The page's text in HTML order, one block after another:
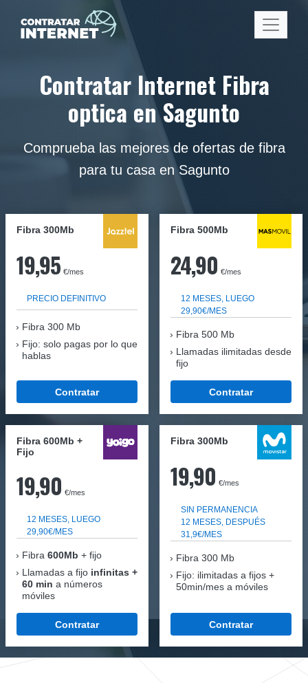
Contratar Internet Fibra
optica en Sagunto
Comprueba las mejores de ofertas de fibra
para tu casa en Sagunto
Fibra 300Mb
19,95 €/mes
PRECIO DEFINITIVO
Fibra 300 Mb
Fijo: solo pagas por lo que
hablas
Contratar
Fibra 500Mb
24,90 €/mes
12 MESES, LUEGO
29,90€/MES
Fibra 500 Mb
Llamadas ilimitadas desde
fijo
Contratar
Fibra 600Mb +
Fijo
19,90 €/mes
12 MESES, LUEGO
29,90€/MES
Fibra 600Mb + fijo
Llamadas a fijo infinitas +
60 min a números
móviles
Contratar
Fibra 300Mb
19,90 €/mes
SIN PERMANENCIA
12 MESES, DESPUÉS
31,9€/MES
Fibra 300 Mb
Fijo: ilimitadas a fijos +
50min/mes a móviles
Contratar